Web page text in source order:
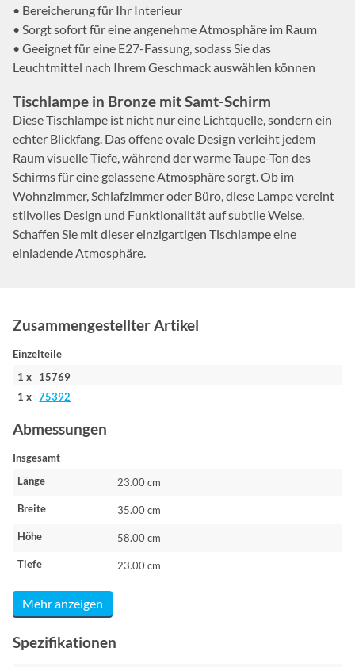
• Bereicherung für Ihr Interieur
• Sorgt sofort für eine angenehme Atmosphäre im Raum
• Geeignet für eine E27-Fassung, sodass Sie das
Leuchtmittel nach Ihrem Geschmack auswählen können
Tischlampe in Bronze mit Samt-Schirm
Diese Tischlampe ist nicht nur eine Lichtquelle, sondern ein
echter Blickfang. Das offene ovale Design verleiht jedem
Raum visuelle Tiefe, während der warme Taupe-Ton des
Schirms für eine gelassene Atmosphäre sorgt. Ob im
Wohnzimmer, Schlafzimmer oder Büro, diese Lampe vereint
stilvolles Design und Funktionalität auf subtile Weise.
Schaffen Sie mit dieser einzigartigen Tischlampe eine
einladende Atmosphäre.
Zusammengestellter Artikel
Einzelteile
1 x 15769
1 x75392
Abmessungen
Insgesamt
Länge
23.00 cm
Breite 35.00 cm
Höhe 58.00 cm
Tiefe 23.00 cm
Mehr anzeigen
Spezifikationen